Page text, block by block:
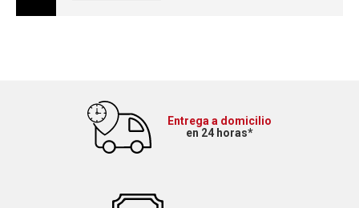
Entrega a domicilio
en 24 horas*